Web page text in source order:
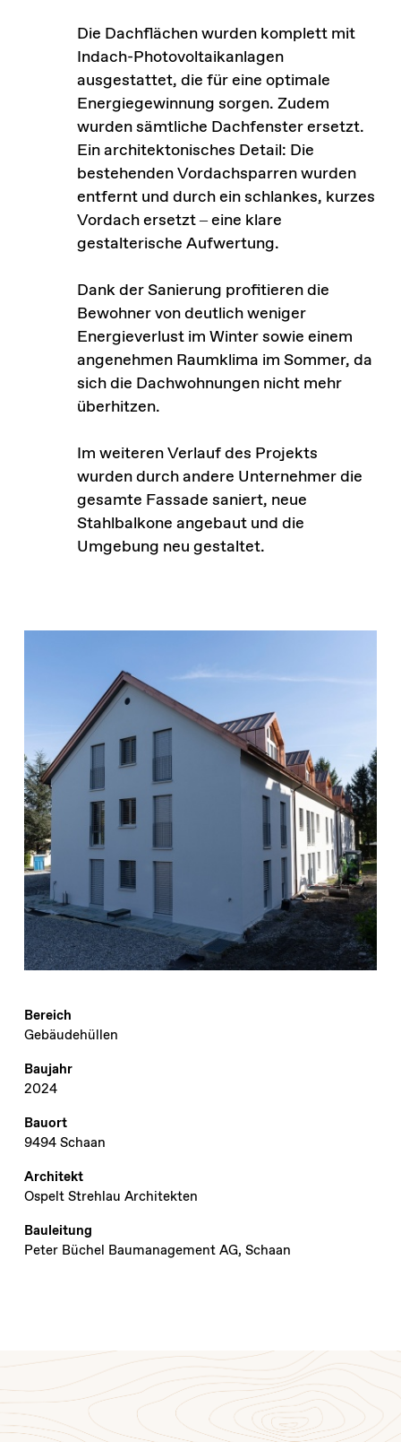
Die Dachflächen wurden komplett mit
Indach-Photovoltaikanlagen
ausgestattet, die für eine optimale
Energiegewinnung sorgen. Zudem
wurden sämtliche Dachfenster ersetzt.
Ein architektonisches Detail: Die
bestehenden Vordachsparren wurden
entfernt und durch ein schlankes, kurzes
Vordach ersetzt – eine klare
gestalterische Aufwertung.
Dank der Sanierung profitieren die
Bewohner von deutlich weniger
Energieverlust im Winter sowie einem
angenehmen Raumklima im Sommer, da
sich die Dachwohnungen nicht mehr
überhitzen.
Im weiteren Verlauf des Projekts
wurden durch andere Unternehmer die
gesamte Fassade saniert, neue
Stahlbalkone angebaut und die
Umgebung neu gestaltet.
Bereich
Gebäudehüllen
Baujahr
2024
Bauort
9494 Schaan
Architekt
Ospelt Strehlau Architekten
Bauleitung
Peter Büchel Baumanagement AG, Schaan